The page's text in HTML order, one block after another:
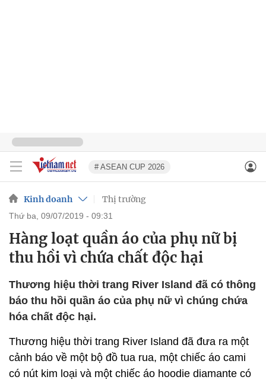
# ASEAN CUP 2026
Kinh doanh Thị trường
thứ ba, 09/07/2019 - 09:31
Hàng loạt quần áo của phụ nữ bị
thu hồi vì chứa chất độc hại
Thương hiệu thời trang River Island đã có thông
báo thu hồi quần áo của phụ nữ vì chúng chứa
hóa chất độc hại.
Thương hiệu thời trang River Island đã đưa ra một
cảnh báo về một bộ đồ tua rua, một chiếc áo cami
có nút kim loại và một chiếc áo hoodie diamante có